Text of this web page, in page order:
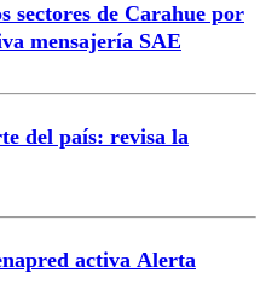
sectores de Carahue por
mensajería SAE
del país: revisa la
activa Alerta